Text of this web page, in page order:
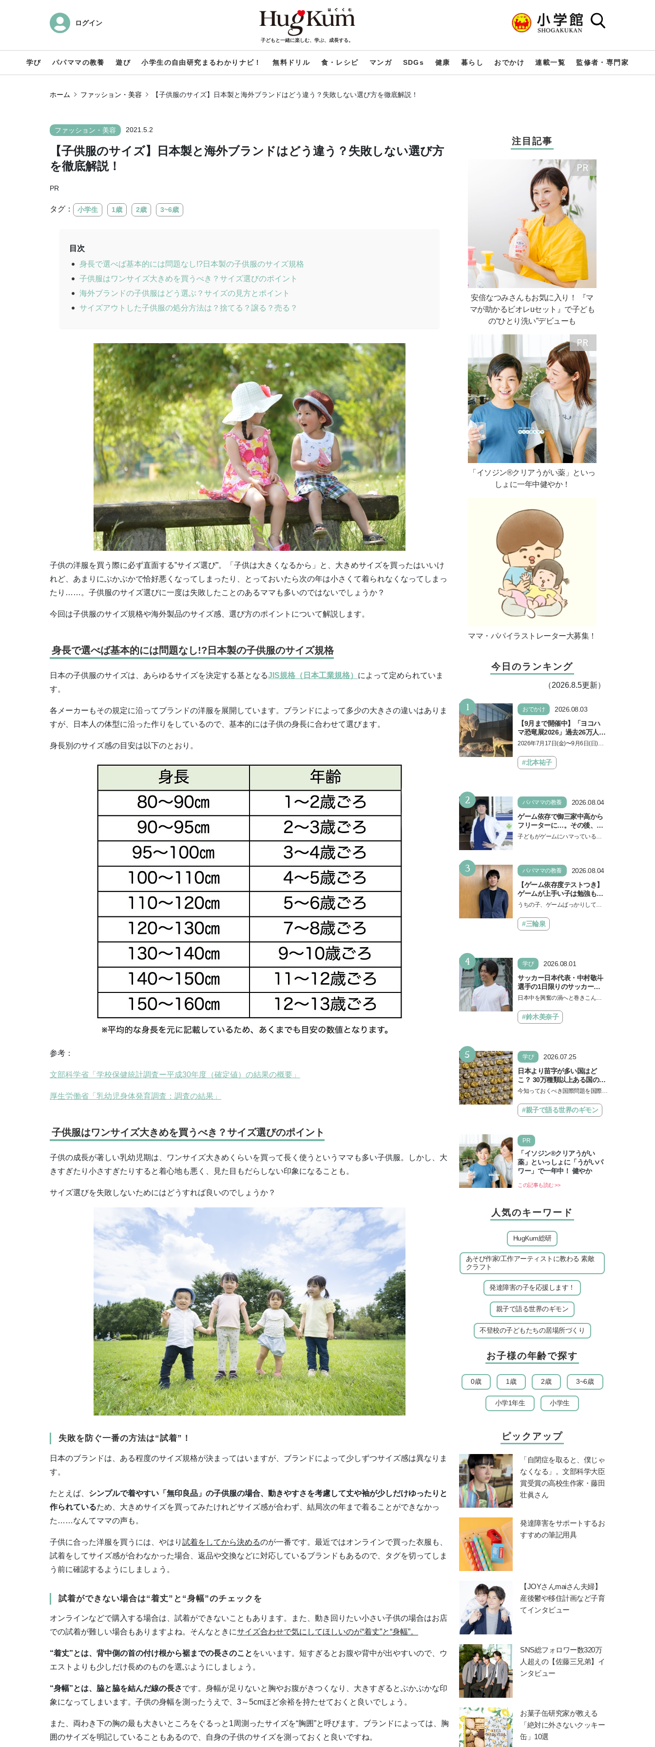
ログイン
子どもと一緒に楽しむ、学ぶ、成長する。
学び パパママの教養 遊び 小学生の自由研究まるわかりナビ！ 無料ドリル 食・レシピ マンガ SDGs 健康 暮らし おでかけ 連載一覧 監修者・専門家
ホーム ファッション・美容 【子供服のサイズ】日本製と海外ブランドはどう違う？失敗しない選び方を徹底解説！
ファッション・美容 2021.5.2
【子供服のサイズ】日本製と海外ブランドはどう違う？失敗しない選び方
を徹底解説！
PR
タグ： 小学生 1歳 2歳 3~6歳
目次
身長で選べば基本的には問題なし!?日本製の子供服のサイズ規格
子供服はワンサイズ大きめを買うべき？サイズ選びのポイント
海外ブランドの子供服はどう選ぶ？サイズの見方とポイント
サイズアウトした子供服の処分方法は？捨てる？譲る？売る？
子供の洋服を買う際に必ず直面する”サイズ選び”。「子供は大きくなるから」と、大きめサイズを買ったはいいけ
れど、あまりにぶかぶかで恰好悪くなってしまったり、とっておいたら次の年は小さくて着られなくなってしまっ
たり……。子供服のサイズ選びに一度は失敗したことのあるママも多いのではないでしょうか？
今回は子供服のサイズ規格や海外製品のサイズ感、選び方のポイントについて解説します。
身長で選べば基本的には問題なし!? 日本製の子供服のサイズ規格
日本の子供服のサイズは、あらゆるサイズを決定する基となるJIS規格（日本工業規格） によって定められていま
す。
各メーカーもその規定に沿ってブランドの洋服を展開しています。ブランドによって多少の大きさの違いはありま
すが、日本人の体型に沿った作りをしているので、基本的には子供の身長に合わせて選びます。
身長別のサイズ感の目安は以下のとおり。
参考：
文部科学省「学校保健統計調査ー平成30年度（確定値）の結果の概要」
厚生労働省「乳幼児身体発育調査：調査の結果」
子供服はワンサイズ大きめを買うべき？サイズ選びのポイント
子供の成長が著しい乳幼児期は、ワンサイズ大きめくらいを買って長く使うというママも多い子供服。しかし、大
きすぎたり小さすぎたりすると着心地も悪く、見た目もだらしない印象になることも。
サイズ選びを失敗しないためにはどうすれば良いのでしょうか？
失敗を防ぐ一番の方法は“試着”！
日本のブランドは、ある程度のサイズ規格が決まってはいますが、ブランドによって少しずつサイズ感は異なりま
す。
たとえば、 シンプルで着やすい「無印良品」の子供服の場合、動きやすさを考慮して丈や袖が少しだけゆったりと
作られているため、大きめサイズを買ってみたけれどサイズ感が合わず、結局次の年まで着ることができなかっ
た……なんてママの声も。
子供に合った洋服を買うには、やはり 試着をしてから決めるのが一番です。最近ではオンラインで買った衣服も、
試着をしてサイズ感が合わなかった場合、返品や交換などに対応しているブランドもあるので、タグを切ってしま
う前に確認するようにしましょう。
試着ができない場合は“着丈”と“身幅”のチェックを
オンラインなどで購入する場合は、試着ができないこともあります。また、動き回りたい小さい子供の場合はお店
での試着が難しい場合もありますよね。そんなときにサイズ合わせで気にしてほしいのが“着丈”と“身幅”。
“着丈”とは、背中側の首の付け根から裾までの長さのこと をいいます。短すぎるとお腹や背中が出やすいので、ウ
エストよりも少しだけ長めのものを選ぶようにしましょう。
“身幅”とは、脇と脇を結んだ線の長さです。身幅が足りないと胸やお腹がきつくなり、大きすぎるとぶかぶかな印
象になってしまいます。子供の身幅を測ったうえで、3～5cmほど余裕を持たせておくと良いでしょう。
また、両わき下の胸の最も大きいところをぐるっと1周測ったサイズを“胸囲”と呼びます。ブランドによっては、胸
囲のサイズを明記していることもあるので、自身の子供のサイズを測っておくと良いですね。
注目記事
安倍なつみさんもお気に入り！ 『マ
マが助かるビオレuセット』で子ども
の“ひとり洗い”デビューも
「イソジン®クリアうがい薬」といっ
しょに一年中健やか！
ママ・パパイラストレーター大募集！
今日のランキング
（2026.8.5更新）
1 おでかけ
2026.08.03
【9月まで開催中】「ヨコハ
マ恐竜展2026」過去26万人を
動員した恐竜展が9年ぶりに
しむポイントを完全ガイド
2026年7月17日(金)〜9月6日(日)、
「ヨコハマ恐竜展2026〜恐竜の食
卓大図鑑〜」が開催…
#北本祐子
2 パパママの教養
2026.08.04
ゲーム依存で御三家中高から
フリーターに…。その後、医
学部へ逆転合格した現役医師
子どもがゲームにハマっている
3 パパママの教養
2026.08.04
【ゲーム依存度テストつき】
ゲームが上手い子は勉強もで
きる？御三家中高卒でゲーマ
えるゲームしながら受験で勝
つためのメソッド
うちの子、ゲームばっかりしてい
言し、子どもとトラブルになる家
庭は多いもの。でも…
#三輪泉
4 学び
2026.08.01
サッカー日本代表・中村敬斗
選手の1日限りのサッカー教
室が開催！ プレーの極意から
笑顔あふれる大盛況イベント
を詳しくレポ
日本中を興奮の渦へと巻きこんだF
杯）。日本代表選手たちのプレー
は私たちにたくさん…
#鈴木美奈子
5 学び
2026.07.25
日本より苗字が多い国はど
こ？ 30万種類以上ある国の理
由とは【親子で語る国際問
今知っておくべき国際問題を国際政
る「親子で語る国際問題」。今回
は、苗字の種類…
#親子で語る世界のギモン
PR
「イソジン®クリアうがい
薬」といっしょに「うがいパ
ワー」で一年中！ 健やか
この記事も読む >>
人気のキーワード
HugKum総研
あそび作家/工作アーティストに教わる 素敵
クラフト
発達障害の子を応援します！
親子で語る世界のギモン
不登校の子どもたちの居場所づくり
お子様の年齢で探す
0歳 1歳 2歳 3~6歳
小学1年生 小学生
ピックアップ
「自閉症を取ると、僕じゃ
なくなる」。文部科学大臣
賞受賞の高校生作家・藤田
壮眞さん
発達障害をサポートするお
すすめの筆記用具
【JOYさんmaiさん夫婦】
産後鬱や移住計画など子育
てインタビュー
SNS総フォロワー数320万
人超えの【佐藤三兄弟】イ
ンタビュー
お菓子缶研究家が教える
「絶対に外さないクッキー
缶」10選